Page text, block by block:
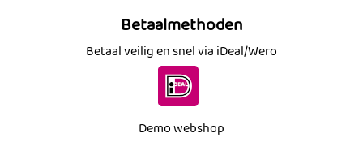
Betaalmethoden
Betaal veilig en snel via iDeal/Wero
Demo webshop